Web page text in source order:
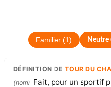
Familier (1) Neutre
DÉFINITION DETOUR DU
(nom) Fait, pour un sportif